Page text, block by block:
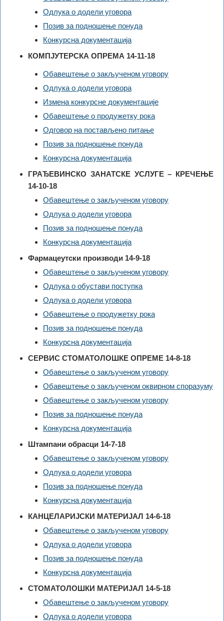
Одлука о додели уговора
Позив за подношење понуда
Конкурсна документација
КОМПЈУТЕРСКА ОПРЕМА 14-11-18
Обавештење о закљученом уговору
Одлука о додели уговора
Измена конкурсне документације
Обавештење о продужетку рока
Одговор на постављено питање
Позив за подношење понуда
Конкурсна документација
ГРАЂЕВИНСКО ЗАНАТСКЕ УСЛУГЕ – КРЕЧЕЊЕ
14-10-18
Обавештење о закљученом уговору
Одлука о додели уговора
Позив за подношење понуда
Конкурсна документација
Фармацеутски производи 14-9-18
Обавештење о закљученом уговору
Одлука о обустави поступка
Одлука о додели уговора
Обавештење о продужетку рока
Позив за подношење понуда
Конкурсна документација
СЕРВИС СТОМАТОЛОШКЕ ОПРЕМЕ 14-8-18
Обавештење о закљученом уговору
Обавештење о закљученом оквирном споразуму
Обавештење о закљученом уговору
Позив за подношење понуда
Конкурсна документација
Штампани обрасци 14-7-18
Обавештење о закљученом уговору
Одлука о додели уговора
Позив за подношење понуда
Конкурсна документација
КАНЦЕЛАРИЈСКИ МАТЕРИЈАЛ 14-6-18
Обавештење о закљученом уговору
Одлука о додели уговора
Позив за подношење понуда
Конкурсна документација
СТОМАТОЛОШКИ МАТЕРИЈАЛ 14-5-18
Обавештење о закљученом уговору
Одлука о додели уговора